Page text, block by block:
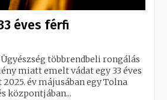
éves férfi
többrendbeli rongálás
miatt emelt vádat egy 33 éves
év májusában egy Tolna
központjában...